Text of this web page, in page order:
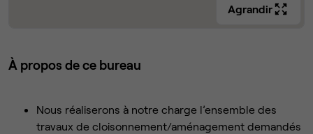
Agrandir
À propos de ce bureau
Nous réaliserons à notre charge l’ensemble des
travaux de cloisonnement/aménagement demandés